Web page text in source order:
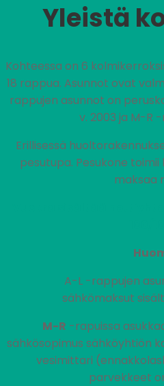
Yleistä
Kohteessa on 6
18 rappua. Asunnot ovat
rappujen asunnot on
v. 2003 ja M-R -
Erillisessä
pesutupa. Pesukone
maksaa
A-L -rappujen
sähkömaksut
M-R -rapuissa
sähkösopimus sähköyhtiön
vesimittari
parvekkeet